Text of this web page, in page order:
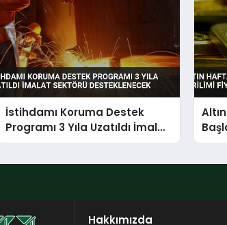
İstihdamı Koruma Destek
Programı 3 Yıla Uzatıldı İmalat
Sektörü Desteklenecek
Hakkımızda